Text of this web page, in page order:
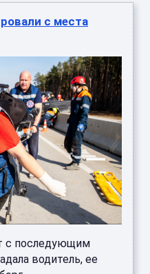
с места
с последующим
водитель, ее